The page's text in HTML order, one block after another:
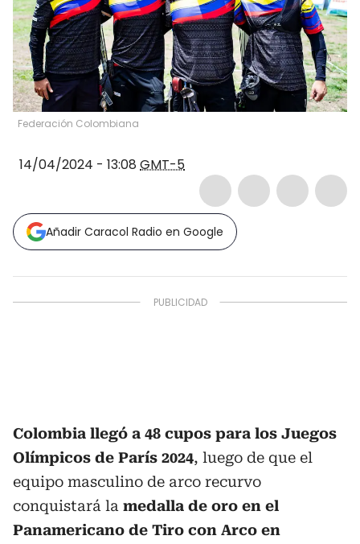
Federación Colombiana
14/04/2024 - 13:08 GMT-5
Añadir Caracol Radio en Google
Colombia llegó a 48 cupos para los Juegos
Olímpicos de París 2024, luego de que el
equipo masculino de arco recurvo
conquistará la medalla de oro en el
Panamericano de Tiro con Arco en